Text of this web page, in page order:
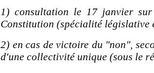
1) consultation le 17 janvier
Constitution (spécialité législative
2) en cas de victoire du "non",
d'une collectivité unique (sous le